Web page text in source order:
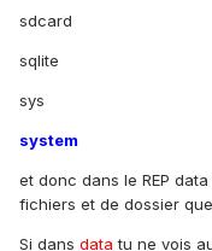
sdcard
sqlite
sys
system
et donc dans le REP
fichiers et de dossier
Si dans data tu ne vois